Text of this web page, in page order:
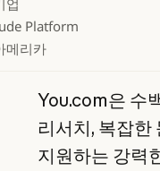
업
Platform
메리카
You.com은 수
리서치, 복잡한
지원하는 강력